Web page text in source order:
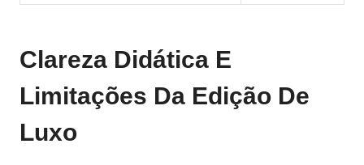
Clareza Didática E
Limitações Da Edição De
Luxo